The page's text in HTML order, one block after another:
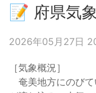
📝 府県気
2026年05月27日
［気象概況］
奄美地方にのびて